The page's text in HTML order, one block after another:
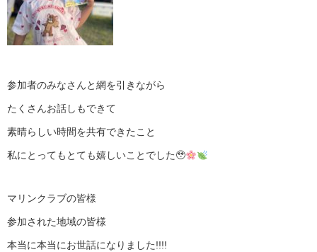
参加者のみなさんと網を引きながら
たくさんお話しもできて
素晴らしい時間を共有できたこと
私にとってもとても嬉しいことでした🥹
マリンクラブの皆様
参加された地域の皆様
本当に本当にお世話になりました!!!!